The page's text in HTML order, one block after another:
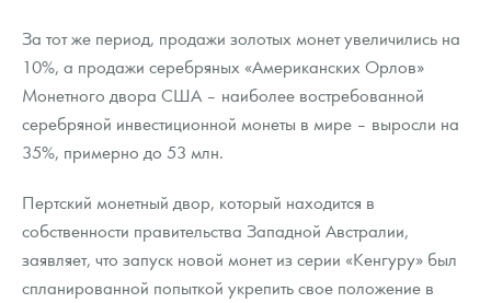
За тот же период, продажи золотых монет увеличились на
10%, а продажи серебряных «Американских Орлов»
Монетного двора США – наиболее востребованной
серебряной инвестиционной монеты в мире – выросли на
35%, примерно до 53 млн.
Пертский монетный двор, который находится в
собственности правительства Западной Австралии,
заявляет, что запуск новой монет из серии «Кенгуру» был
спланированной попыткой укрепить свое положение в